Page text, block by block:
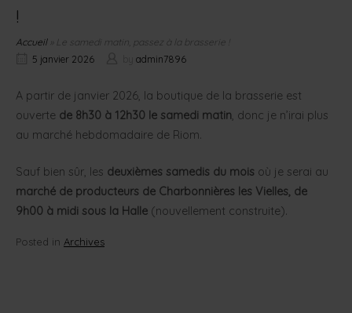
!
Accueil»
Le samedi matin, passez à la brasserie !
5 janvier 2026
admin7896
A partir de janvier 2026, la boutique de la brasserie est
ouverte de 8h30 à 12h30 le samedi matin, donc je n’irai plus
au marché hebdomadaire de Riom.
Sauf bien sûr, les deuxièmes samedis du mois où je serai au
marché de producteurs de Charbonnières les Vielles, de
9h00 à midi sous la Halle (nouvellement construite).
Posted in Archives